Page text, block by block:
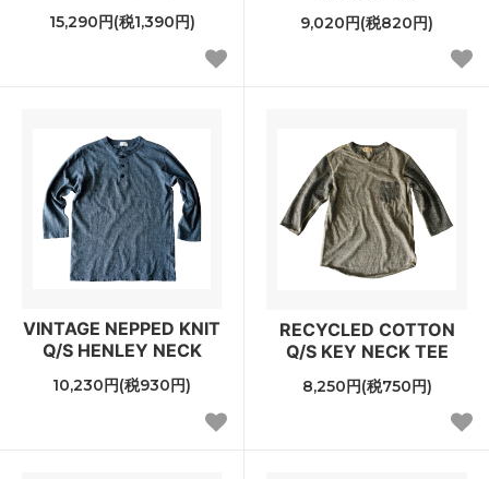
15,290円(税1,390円) 9,020円(税820円)
VINTAGE NEPPED KNIT
Q/S HENLEY NECK
10,230円(税930円)
RECYCLED COTTON
Q/S KEY NECK TEE
8,250円(税750円)